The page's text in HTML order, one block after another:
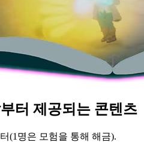
터 제공되는 콘텐츠
(1명은 모험을 통해 해금).